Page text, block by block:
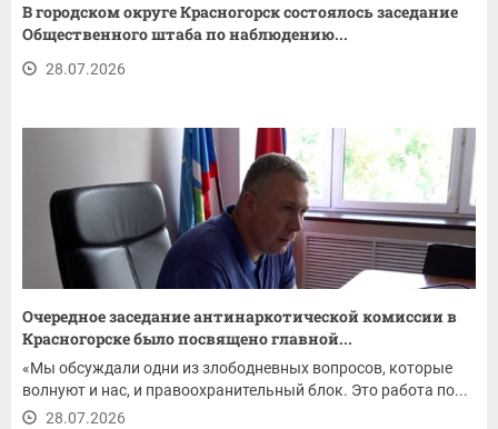
В городском округе Красногорск состоялось заседание
Общественного штаба по наблюдению...
28.07.2026
Очередное заседание антинаркотической комиссии в
Красногорске было посвящено главной...
«Мы обсуждали одни из злободневных вопросов, которые
волнуют и нас, и правоохранительный блок. Это работа по...
28.07.2026